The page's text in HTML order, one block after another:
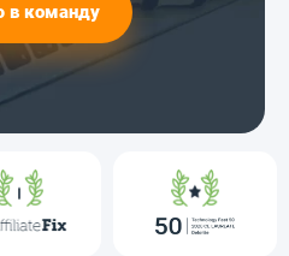
в команду